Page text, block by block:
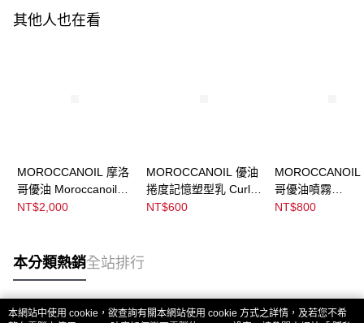
其他人也在看
MOROCCANOIL 摩洛
哥優油 Moroccanoil
Treatment
NT$2,000
MOROCCANOIL 優油
捲度記憶塑型乳 Curl
Defining Cream
NT$600
MOROCCANOIL
哥優油噴霧
Moroccanoil
NT$800
本分類熱銷全站排行
本網站中使用 cookie，欲查詢有關本網站使用 cookie 方式之詳情，及若您不希